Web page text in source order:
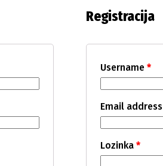
Registracija
Username *
Email address
Lozinka *